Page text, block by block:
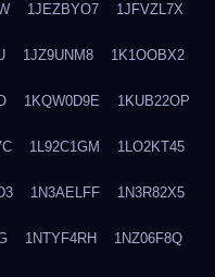
1JEZBYO7 1JFVZL7X
1JZ9UNM8 1K1OOBX2
1KQW0D9E 1KUB22OP
1L92C1GM 1LO2KT45
1N3AELFF 1N3R82X5
1NTYF4RH 1NZ06F8Q